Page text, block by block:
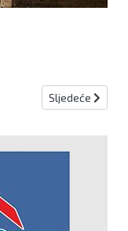
Sustav na rubu,
Sljedeći
Sljedeće